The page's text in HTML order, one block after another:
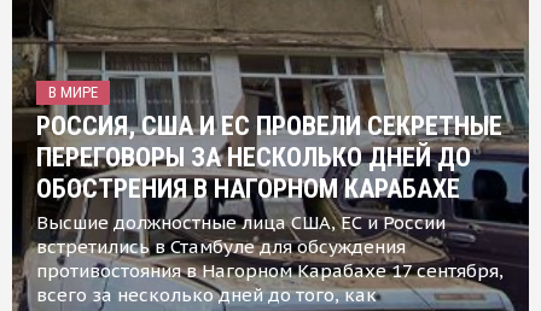
В МИРЕ
РОССИЯ, США И ЕС ПРОВЕЛИ СЕКРЕТНЫЕ
ПЕРЕГОВОРЫ ЗА НЕСКОЛЬКО ДНЕЙ ДО
ОБОСТРЕНИЯ В НАГОРНОМ КАРАБАХЕ
Высшие должностные лица США, ЕС и России
встретились в Стамбуле для обсуждения
противостояния в Нагорном Карабахе 17 сентября,
всего за несколько дней до того, как